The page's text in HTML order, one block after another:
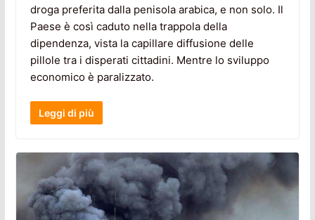
droga preferita dalla penisola arabica, e non solo. Il
Paese è così caduto nella trappola della
dipendenza, vista la capillare diffusione delle
pillole tra i disperati cittadini. Mentre lo sviluppo
economico è paralizzato.
Leggi di più